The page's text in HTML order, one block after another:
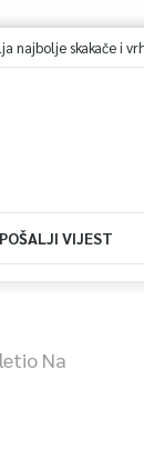
za koju se živi
POŠALJI VIJEST
Na